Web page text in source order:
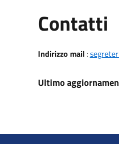
Contatti
Indirizzo mail:
Ultimo